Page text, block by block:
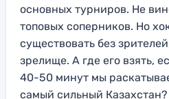
основных турниров. Не
топовых соперников. Но
существовать без
зрелище. А где его взять,
40-50 минут мы
самый сильный Казахстан?